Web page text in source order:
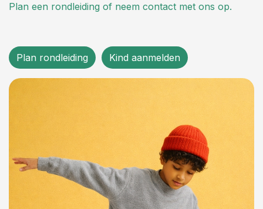
Plan een rondleiding of neem contact met ons op.
Plan rondleiding Kind aanmelden